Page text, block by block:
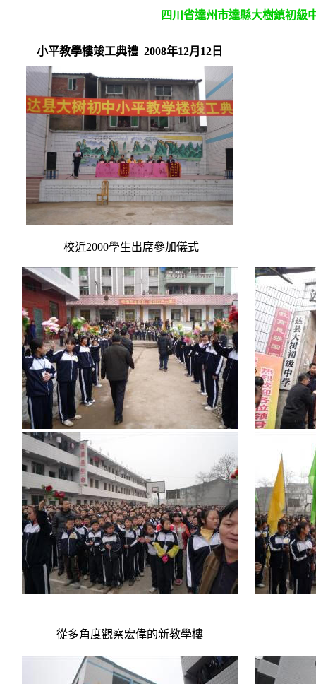
四川省達州市達縣大樹鎮初級中
小平教學樓竣工典禮 2008年12月12日
校近2000學生出席參加儀式
從多角度觀察宏偉的新教學樓